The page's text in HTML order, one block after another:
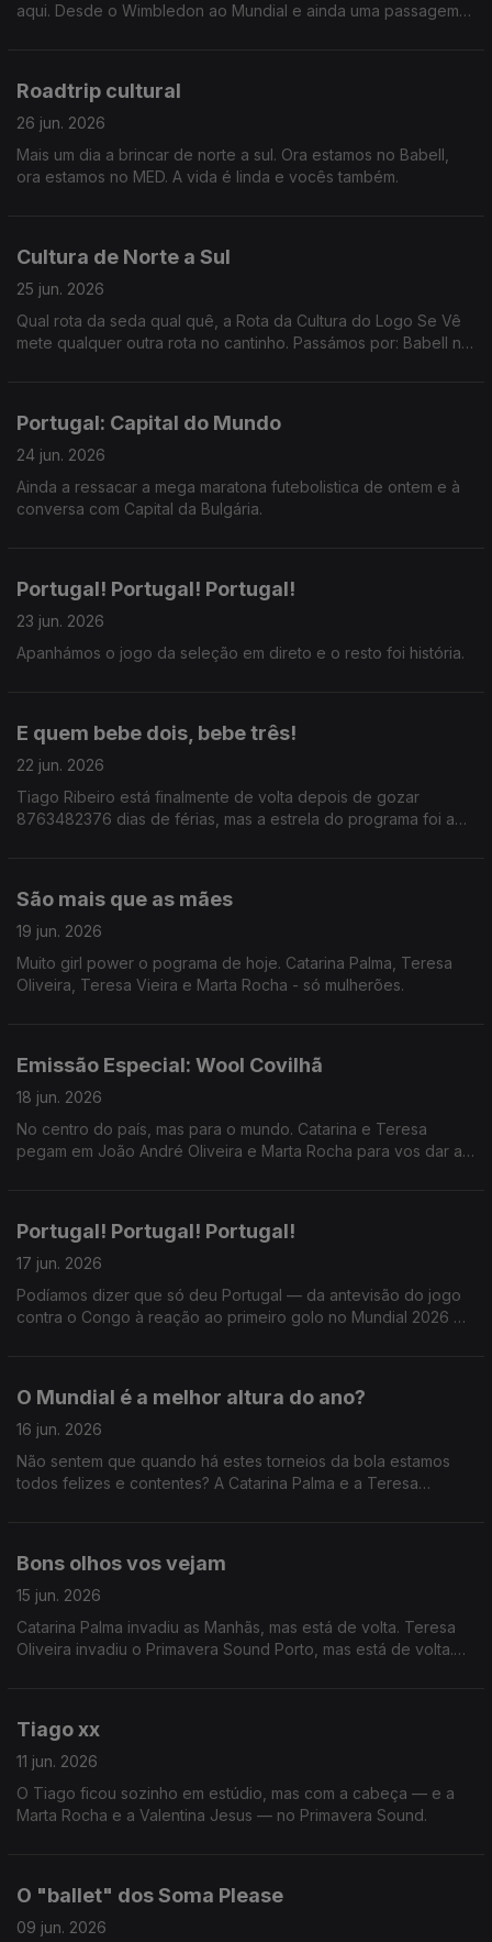
aqui. Desde o Wimbledon ao Mundial e ainda uma passagem
Roadtrip cultural
26 jun. 2026
Mais um dia a brincar de norte a sul. Ora estamos no Babell,
ora estamos no MED. A vida é linda e vocês também.
Cultura de Norte a Sul
25 jun. 2026
Qual rota da seda qual quê, a Rota da Cultura do Logo Se Vê
mete qualquer outra rota no cantinho. Passámos por: Babell no
Portugal: Capital do Mundo
24 jun. 2026
Ainda a ressacar a mega maratona futebolistica de ontem e à
conversa com Capital da Bulgária.
Portugal! Portugal! Portugal!
23 jun. 2026
Apanhámos o jogo da seleção em direto e o resto foi história.
E quem bebe dois, bebe três!
22 jun. 2026
Tiago Ribeiro está finalmente de volta depois de gozar
8763482376 dias de férias, mas a estrela do programa foi a
São mais que as mães
19 jun. 2026
Muito girl power o pograma de hoje. Catarina Palma, Teresa
Oliveira, Teresa Vieira e Marta Rocha - só mulherões.
Emissão Especial: Wool Covilhã
18 jun. 2026
No centro do país, mas para o mundo. Catarina e Teresa
pegam em João André Oliveira e Marta Rocha para vos dar a
Portugal! Portugal! Portugal!
17 jun. 2026
Podíamos dizer que só deu Portugal — da antevisão do jogo
contra o Congo à reação ao primeiro golo no Mundial 2026 —,
O Mundial é a melhor altura do ano?
16 jun. 2026
Não sentem que quando há estes torneios da bola estamos
todos felizes e contentes? A Catarina Palma e a Teresa
Bons olhos vos vejam
15 jun. 2026
Catarina Palma invadiu as Manhãs, mas está de volta. Teresa
Oliveira invadiu o Primavera Sound Porto, mas está de volta.
Tiago xx
11 jun. 2026
O Tiago ficou sozinho em estúdio, mas com a cabeça — e a
Marta Rocha e a Valentina Jesus — no Primavera Sound.
O "ballet" dos Soma Please
09 jun. 2026